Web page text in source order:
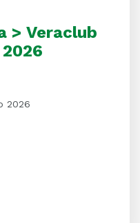
> Veraclub
2026